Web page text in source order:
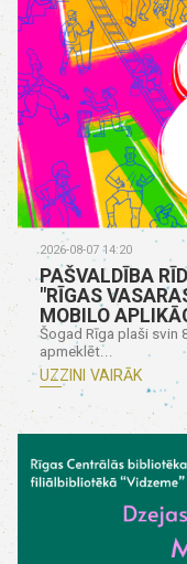
2026-08-07 14:20
PAŠVALDĪBA
"RĪGAS
MOBILO
Šogad Rīga plaši svin
apmeklēt...
UZZINI VAIRĀK